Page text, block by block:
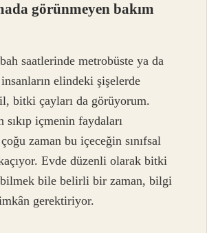
görünmeyen bakım
saatlerinde metrobüste ya da
elindeki şişelerde
bitki çayları da görüyorum.
sıkıp içmenin faydaları
zaman bu içeceğin sınıfsal
Evde düzenli olarak bitki
bile belirli bir zaman, bilgi
gerektiriyor.